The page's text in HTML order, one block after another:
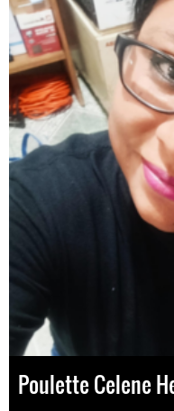
Poulette Celene